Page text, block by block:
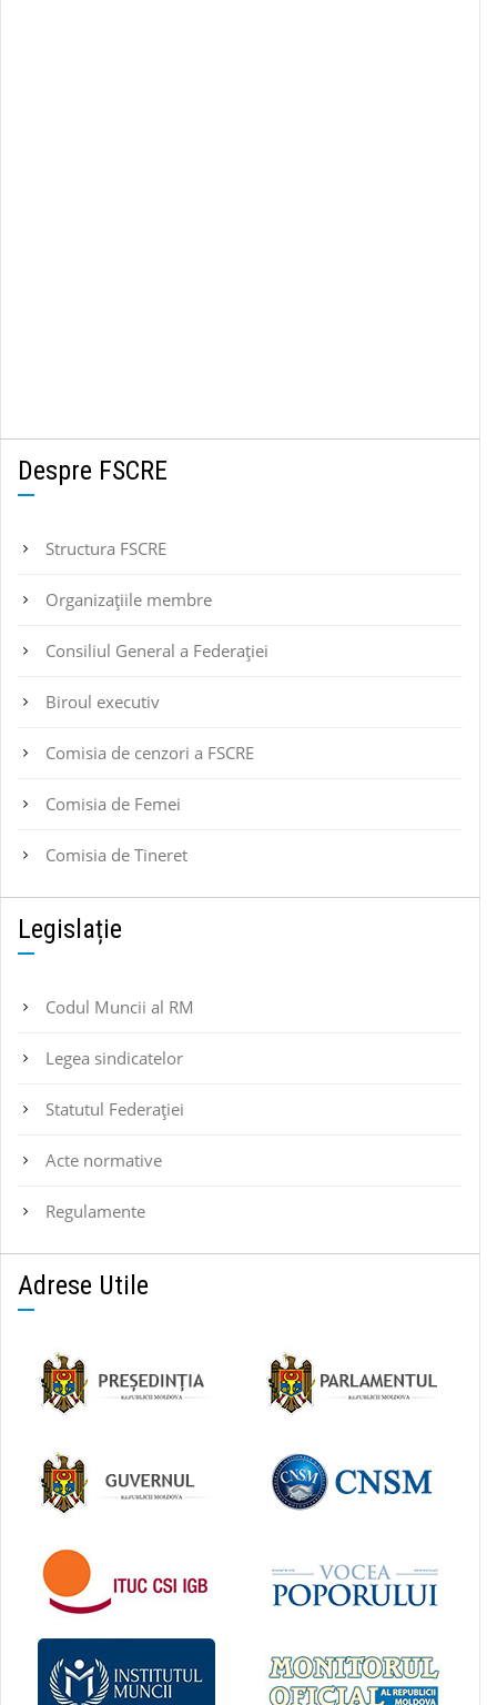
Despre FSCRE
Structura FSCRE
Organizațiile membre
Consiliul General a Federației
Biroul executiv
Comisia de cenzori a FSCRE
Comisia de Femei
Comisia de Tineret
Legislație
Codul Muncii al RM
Legea sindicatelor
Statutul Federaţiei
Acte normative
Regulamente
Adrese Utile